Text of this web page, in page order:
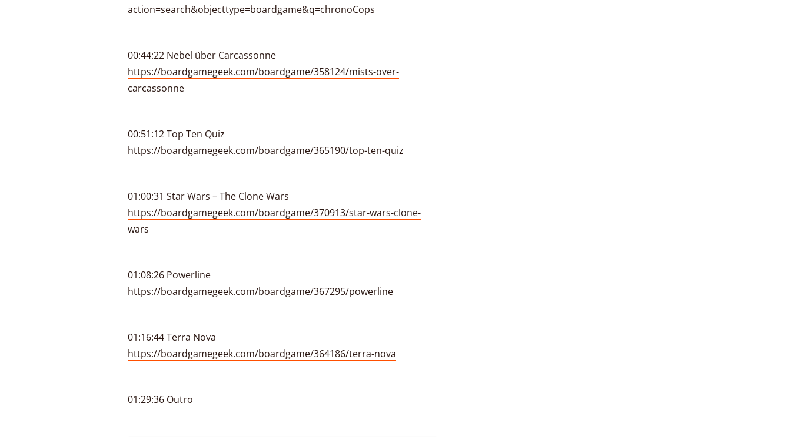
action=search&objecttype=boardgame&q=chronoCops
00:44:22 Nebel über Carcassonne
https://boardgamegeek.com/boardgame/358124/mists-over-
carcassonne
00:51:12 Top Ten Quiz
https://boardgamegeek.com/boardgame/365190/top-ten-quiz
01:00:31 Star Wars – The Clone Wars
https://boardgamegeek.com/boardgame/370913/star-wars-clone-
wars
01:08:26 Powerline
https://boardgamegeek.com/boardgame/367295/powerline
01:16:44 Terra Nova
https://boardgamegeek.com/boardgame/364186/terra-nova
01:29:36 Outro